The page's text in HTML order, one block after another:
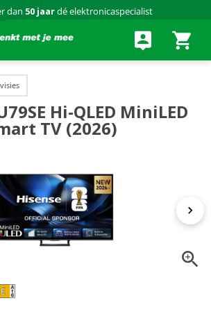
dan 50 jaardé elektronicaspecialist
Hi-QLED MiniLED
TV (2026)